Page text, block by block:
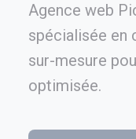
Agence web
spécialisée en
sur-mesure
optimisée.